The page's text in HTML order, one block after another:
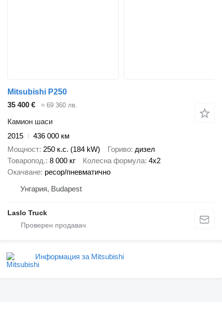
Mitsubishi P250
35 400 €
≈ 69 360 лв.
Камион шаси
2015
436 000 км
Мощност 250 к.с. (184 kW) Гориво дизел
Товаропод. 8 000 кг Колесна формула 4x2
Окачване ресор/пневматично
Унгария, Budapest
Laslo Truck
Информация за Mitsubishi